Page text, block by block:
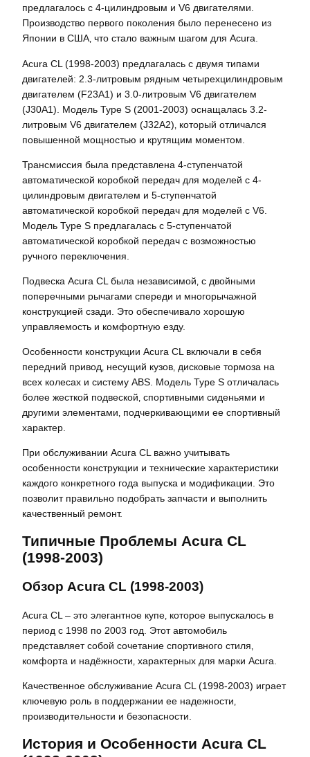
предлагалось с 4-цилиндровым и V6 двигателями.
Производство первого поколения было перенесено из
Японии в США‚ что стало важным шагом для Acura.
Acura CL (1998-2003) предлагалась с двумя типами
двигателей: 2.3-литровым рядным четырехцилиндровым
двигателем (F23A1) и 3.0-литровым V6 двигателем
(J30A1). Модель Type S (2001-2003) оснащалась 3.2-
литровым V6 двигателем (J32A2)‚ который отличался
повышенной мощностью и крутящим моментом.
Трансмиссия была представлена 4-ступенчатой
автоматической коробкой передач для моделей с 4-
цилиндровым двигателем и 5-ступенчатой
автоматической коробкой передач для моделей с V6.
Модель Type S предлагалась с 5-ступенчатой
автоматической коробкой передач с возможностью
ручного переключения.
Подвеска Acura CL была независимой‚ с двойными
поперечными рычагами спереди и многорычажной
конструкцией сзади. Это обеспечивало хорошую
управляемость и комфортную езду.
Особенности конструкции Acura CL включали в себя
передний привод‚ несущий кузов‚ дисковые тормоза на
всех колесах и систему ABS. Модель Type S отличалась
более жесткой подвеской‚ спортивными сиденьями и
другими элементами‚ подчеркивающими ее спортивный
характер.
При обслуживании Acura CL важно учитывать
особенности конструкции и технические характеристики
каждого конкретного года выпуска и модификации. Это
позволит правильно подобрать запчасти и выполнить
качественный ремонт.
Типичные Проблемы Acura CL
(1998-2003)
Обзор Acura CL (1998-2003)
Acura CL – это элегантное купе‚ которое выпускалось в
период с 1998 по 2003 год. Этот автомобиль
представляет собой сочетание спортивного стиля‚
комфорта и надёжности‚ характерных для марки Acura.
Качественное обслуживание Acura CL (1998-2003) играет
ключевую роль в поддержании ее надежности‚
производительности и безопасности.
История и Особенности Acura CL